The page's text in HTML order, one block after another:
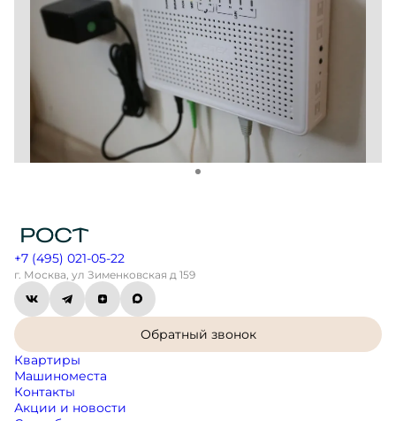
+7 (495) 021-05-22
г. Москва, ул Зименковская д 159
Обратный звонок
Квартиры
Машиноместа
Контакты
Акции и новости